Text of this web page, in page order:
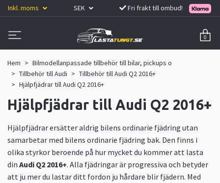
Inkl. moms SEK Fri frakt till ombud!
0
Hem
Bilmodellanpassade tillbehör till bilar, pickups o
Tillbehör till Audi
Tillbehör till Audi Q2 2016+
Hjälpfjädrar till Audi Q2 2016+
Hjälpfjädrar till Audi Q2 2016+
Hjälpfjädrar ersätter aldrig bilens ordinarie fjädring utan
samarbetar med bilens ordinarie fjädring bak. Den finns i
olika styrkor beroende på hur mycket du kommer att lasta
din Audi Q2 2016+. Alla fjädringar är progressiva och betyder
att ju mer du lastar ditt fordon ju hårdare blir fjädern. Med